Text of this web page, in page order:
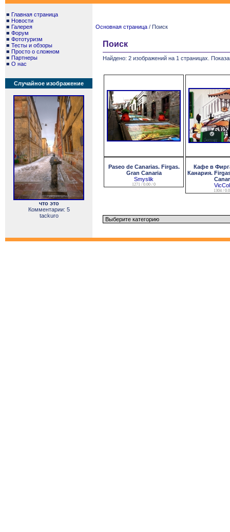
■ Главная страница
■ Новости
■ Галерея
■ Форум
■ Фототуризм
■ Тесты и обзоры
■ Просто о сложном
■ Партнеры
■ О нас
Случайное изображение
что это
Комментарии: 5
tackuro
Основная страница / Поиск
Поиск
Найдено: 2 изображений на 1 страницах.
Paseo de Canarias. Firgas.
Gran Canaria
Smyslik
1271 / 0.00 / 0
Кафе в
Канария.
1304 /